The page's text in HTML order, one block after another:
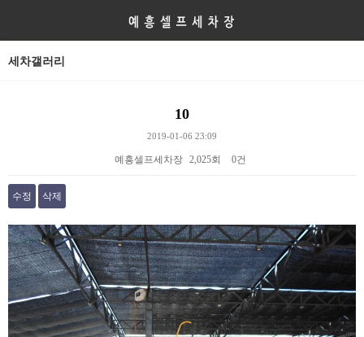
세차갤러리
10
2019-01-06 23:09
예흥셀프세차장 2,025회 0건
수정 삭제
본문